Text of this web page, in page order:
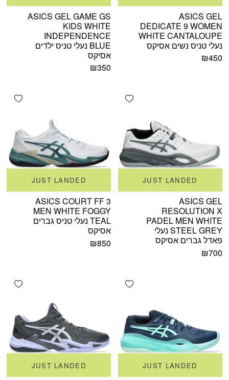
ASICS GEL
DEDICATE 9 WOMEN
WHITE CANTALOUPE
נעלי טניס נשים אסיקס
₪450
ASICS GEL GAME GS
KIDS WHITE
INDEPENDENCE
BLUE נעלי טניס ילדים
אסיקס
₪350
Add wishlist
JUST LANDED
ASICS GEL
RESOLUTION X
PADEL MEN WHITE
STEEL GREY נעלי
פאדל גברים אסיקס
₪700
JUST LANDED
ASICS COURT FF 3
MEN WHITE FOGGY
TEAL נעלי טניס גברים
אסיקס
₪850
Add wishlist
JUST LANDED
JUST LANDED